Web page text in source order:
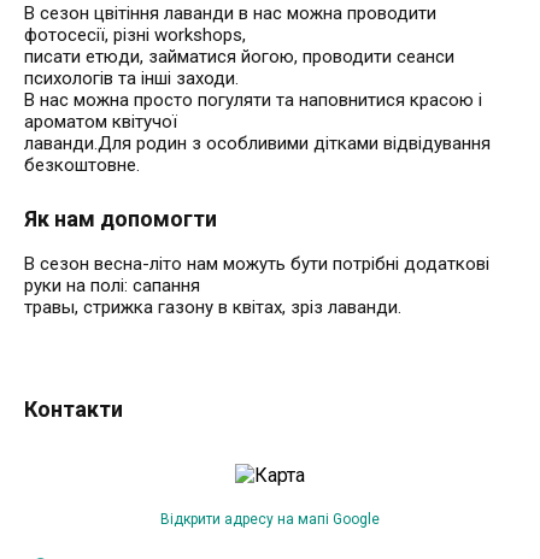
В сезон цвітіння лаванди в нас можна проводити
фотосесії, різні workshops,
писати етюди, займатися йогою, проводити сеанси
психологів та інші заходи.
В нас можна просто погуляти та наповнитися красою і
ароматом квітучої
лаванди.Для родин з особливими дітками відвідування
безкоштовне.
Як нам допомогти
В сезон весна-літо нам можуть бути потрібні додаткові
руки на полі: сапання
травы, стрижка газону в квітах, зріз лаванди.
Контакти
Відкрити адресу на мапі Google